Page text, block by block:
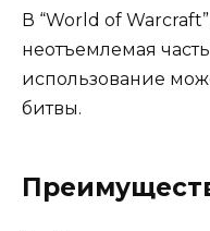
В “World of
неотъемлемая
использование
битвы.